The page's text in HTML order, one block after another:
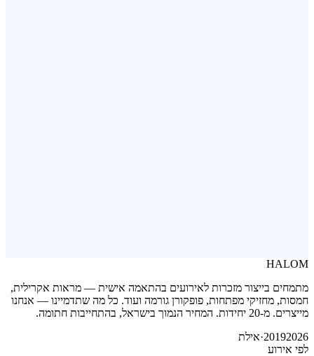
HALOM
מתמחים בייצור מזכרות לאירועים בהתאמה אישית — מראות אקרילית,
חמסות, מחזיקי מפתחות, פופקורן גורמה ועוד. כל מה שתדמיינו — אנחנו
מייצרים. מ-20 יחידות. המחיר הנמוך בישראל, בהתחייבות חתומה.
20192026
·אילת
לפי אירוע